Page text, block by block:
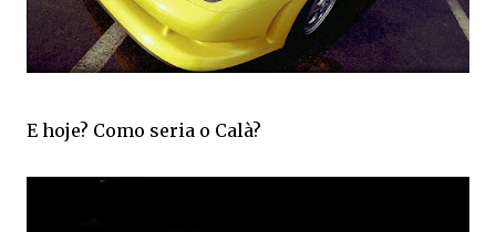
E hoje? Como seria o Calà?